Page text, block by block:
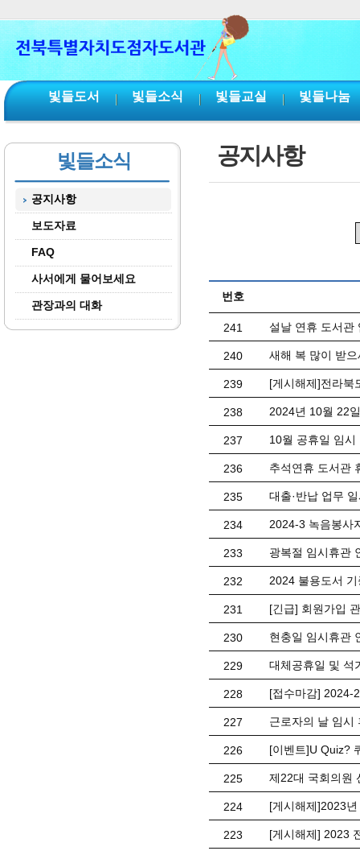
빛들도서 빛들소식 빛들교실 빛들나눔
빛들소식
공지사항
보도자료
FAQ
사서에게 물어보세요
관장과의 대화
공지사항
번호
241 설날 연휴 도서관
240 새해 복 많이 받
239 [게시해제]전라북
238 2024년 10월 22
237 10월 공휴일 임시
236 추석연휴 도서관
235 대출·반납 업무
234 2024-3 녹음봉사
233 광복절 임시휴관
232 2024 불용도서
231 [긴급] 회원가입
230 현충일 임시휴관
229 대체공휴일 및 석
228 [접수마감] 2024-
227 근로자의 날 임시
226 [이벤트]U Quiz?
225 제22대 국회의원
224 [게시해제]2023
223 [게시해제] 2023